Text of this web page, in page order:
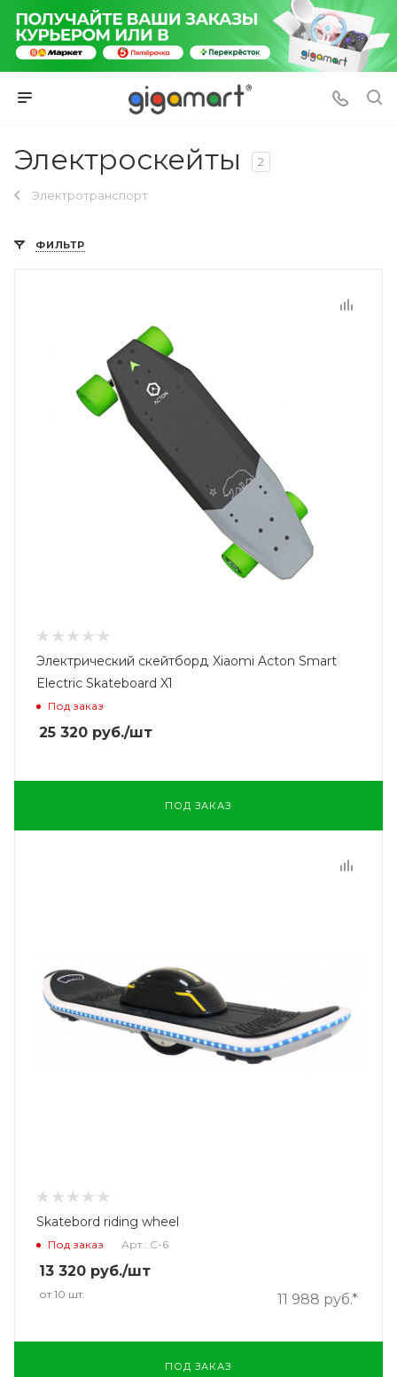
Электроскейты 2
Электротранспорт
ФИЛЬТР
Электрический скейтборд Xiaomi Acton Smart
Electric Skateboard X1
Под заказ
25 320 руб./шт
ПОД ЗАКАЗ
Skatebord riding wheel
Под заказ Арт.: C-6
13 320 руб./шт
от 10 шт. 11 988 руб.*
ПОД ЗАКАЗ